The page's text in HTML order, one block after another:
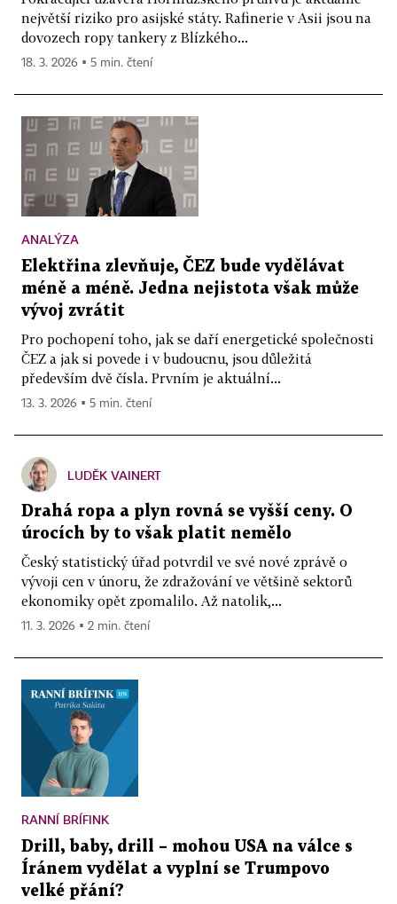
největší riziko pro asijské státy. Rafinerie v Asii jsou na
dovozech ropy tankery z Blízkého...
18. 3. 2026 ▪ 5 min. čtení
ANALÝZA
Elektřina zlevňuje, ČEZ bude vydělávat
méně a méně. Jedna nejistota však může
vývoj zvrátit
Pro pochopení toho, jak se daří energetické společnosti
ČEZ a jak si povede i v budoucnu, jsou důležitá
především dvě čísla. Prvním je aktuální...
13. 3. 2026 ▪ 5 min. čtení
LUDĚK VAINERT
Drahá ropa a plyn rovná se vyšší ceny. O
úrocích by to však platit nemělo
Český statistický úřad potvrdil ve své nové zprávě o
vývoji cen v únoru, že zdražování ve většině sektorů
ekonomiky opět zpomalilo. Až natolik,...
11. 3. 2026 ▪ 2 min. čtení
RANNÍ BRÍFINK
Drill, baby, drill – mohou USA na válce s
Íránem vydělat a vyplní se Trumpovo
velké přání?